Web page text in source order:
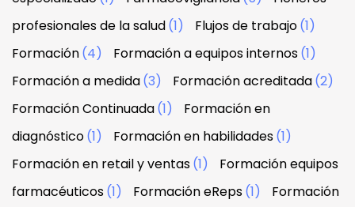
profesionales de la salud(1) Flujos de trabajo(1)
Formación(4) Formación a equipos internos(1)
Formación a medida(3) Formación acreditada(2)
Formación Continuada(1)
Formación en
diagnóstico(1) Formación en habilidades(1)
Formación en retail y ventas(1)
Formación equipos
farmacéuticos(1) Formación eReps(1)
Formación